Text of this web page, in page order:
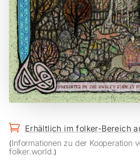
 Erhältlich im folker-Bereich
(Informationen zu der Kooperation
folker.world.)